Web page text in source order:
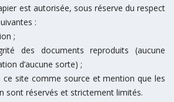
est autorisée, sous réserve du respect
:
;
des documents reproduits (aucune
d’aucune sorte) ;
ce site comme source et mention que les
sont réservés et strictement limités.